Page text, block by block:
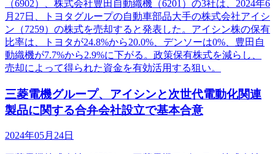
（6902）、株式会社豊田自動織機（6201）の3社は、2024年6
月27日、トヨタグループの自動車部品大手の株式会社アイシ
ン（7259）の株式を売却すると発表した。アイシン株の保有
比率は、トヨタが24.8%から20.0%、デンソーは0%、豊田自
動織機が7.7%から2.9%に下がる。政策保有株式を減らし、
売却によって得られた資金を有効活用する狙い。
三菱電機グループ、アイシンと次世代電動化関連
製品に関する合弁会社設立で基本合意
2024年05月24日